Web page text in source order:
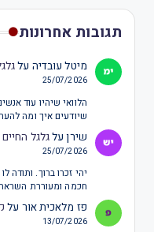
תגובות אחרונות
מיטל עובדיה על
25/07/2026
הלוואי שיהיו עוד
שיודעים איך ומה
שירןעלגלגל החיים –
25/07/2026
יהי זכרו ברוך.
חכמה ומעוררת
פז מלאכית אור על
13/07/2026